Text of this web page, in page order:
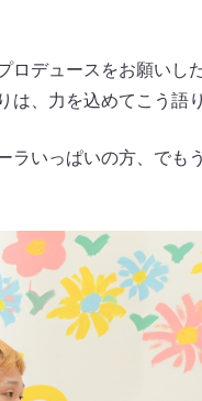
ロデュースをお願いし
は、力を込めてこう語
ラいっぱいの方、で